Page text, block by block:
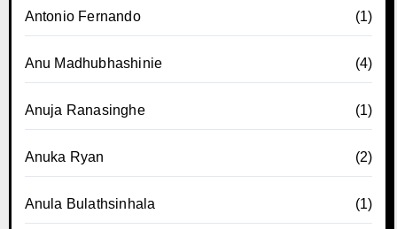
Antonio Fernando (1)
Anu Madhubhashinie (4)
Anuja Ranasinghe (1)
Anuka Ryan (2)
Anula Bulathsinhala (1)